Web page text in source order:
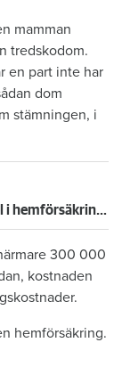
mamman
tredskodom.
en part inte har
dom
stämningen, i
Ansvarsskyddet – en viktig del i hemförsäkringen
300 000
kostnaden
hemförsäkring.